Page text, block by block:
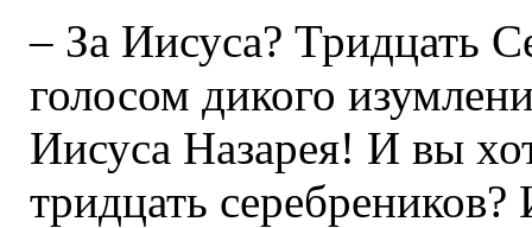
– За Иисуса? Тридцать
голосом дикого
Иисуса Назарея! И вы
тридцать